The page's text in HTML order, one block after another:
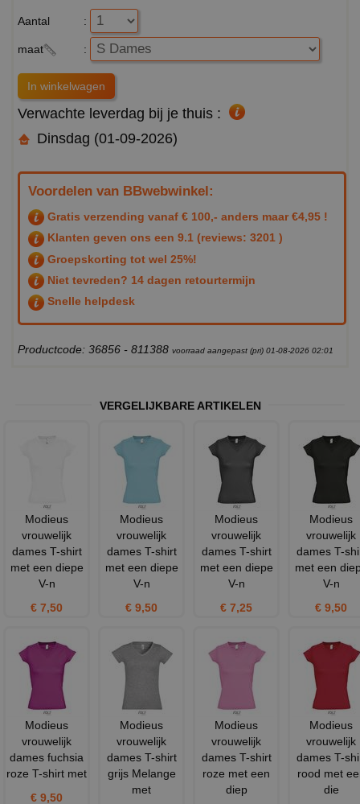
Aantal :
maat :
Verwachte leverdag bij je thuis :
Dinsdag (01-09-2026)
Voordelen van BBwebwinkel:
Gratis verzending vanaf € 100,- anders maar €4,95 !
Klanten geven ons een 9.1 (reviews: 3201 )
Groepskorting tot wel 25%!
Niet tevreden? 14 dagen retourtermijn
Snelle helpdesk
Productcode: 36856 - 811388 voorraad aangepast (pri) 01-08-2026 02:01
VERGELIJKBARE ARTIKELEN
Modieus
vrouwelijk
dames T-shirt
met een diepe
V-n
€ 7,50
Modieus
vrouwelijk
dames T-shirt
met een diepe
V-n
€ 9,50
Modieus
vrouwelijk
dames T-shirt
met een diepe
V-n
€ 7,25
Modieus
vrouwelijk
dames T-
met een
V-n
€ 9,50
Modieus
vrouwelijk
dames fuchsia
roze T-shirt met
€ 9,50
Modieus
vrouwelijk
dames T-shirt
grijs Melange
met
Modieus
vrouwelijk
dames T-shirt
roze met een
diep
Modieus
vrouwelijk
dames T-
rood met
die